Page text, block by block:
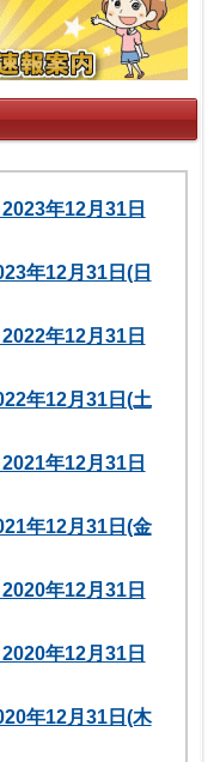
年12月31日
年12月31日(日
年12月31日
年12月31日(土
年12月31日
年12月31日(金
年12月31日
年12月31日
年12月31日(木